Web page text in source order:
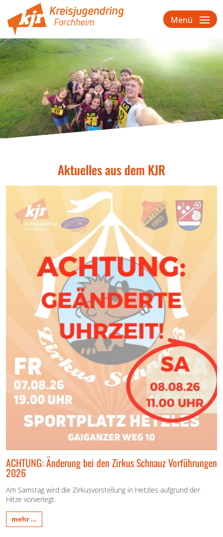
Menü
Aktuelles aus dem KJR
ACHTUNG: Änderung bei den Zirkus Schnauz Vorführungen
2026
Am Samstag wird die Zirkusvorstellung in Hetzles aufgrund der
Hitze vorverlegt.
mehr ...